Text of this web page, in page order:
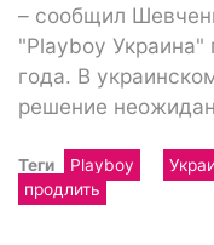
– сообщил
"Playboy Украина"
года. В
решение
Теги Playboy
продлить